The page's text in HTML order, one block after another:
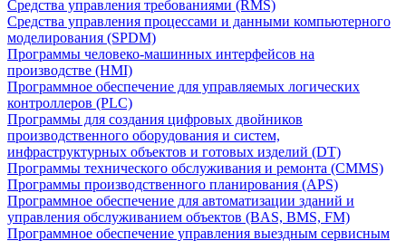
Средства управления требованиями (RMS)
Средства управления процессами и данными компьютерного
моделирования (SPDM)
Программы человеко-машинных интерфейсов на
производстве (HMI)
Программное обеспечение для управляемых логических
контроллеров (PLC)
Программы для создания цифровых двойников
производственного оборудования и систем,
инфраструктурных объектов и готовых изделий (DT)
Программы технического обслуживания и ремонта (CMMS)
Программы производственного планирования (APS)
Программное обеспечение для автоматизации зданий и
управления обслуживанием объектов (BAS, BMS, FM)
Программное обеспечение управления выездным сервисным